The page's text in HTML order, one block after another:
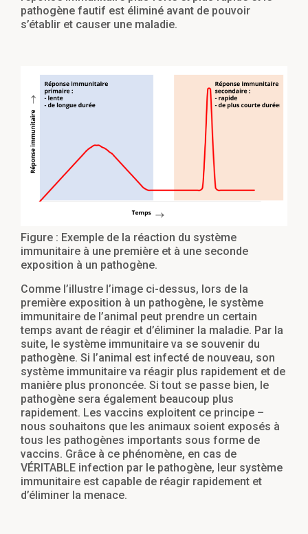
pathogène fautif est éliminé avant de pouvoir
s’établir et causer une maladie.
Figure : Exemple de la réaction du système
immunitaire à une première et à une seconde
exposition à un pathogène.
Comme l’illustre l’image ci-dessus, lors de la
première exposition à un pathogène, le système
immunitaire de l’animal peut prendre un certain
temps avant de réagir et d’éliminer la maladie. Par la
suite, le système immunitaire va se souvenir du
pathogène. Si l’animal est infecté de nouveau, son
système immunitaire va réagir plus rapidement et de
manière plus prononcée. Si tout se passe bien, le
pathogène sera également beaucoup plus
rapidement. Les vaccins exploitent ce principe –
nous souhaitons que les animaux soient exposés à
tous les pathogènes importants sous forme de
vaccins. Grâce à ce phénomène, en cas de
VÉRITABLE infection par le pathogène, leur système
immunitaire est capable de réagir rapidement et
d’éliminer la menace.